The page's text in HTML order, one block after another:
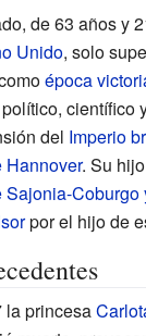
de 63 años y
Unido, solo
época
científico
del Imperio
Hannover. Su
Sajonia-Coburgo
por el hijo de
la princesa